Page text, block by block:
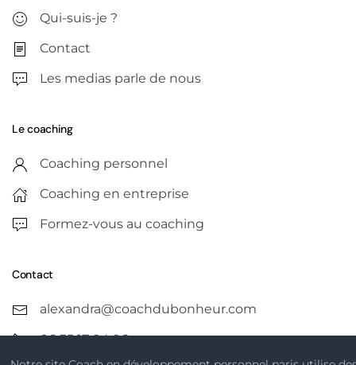
Qui-suis-je ?
Contact
Les medias parle de nous
Le coaching
Coaching personnel
Coaching en entreprise
Formez-vous au coaching
Contact
alexandra@coachdubonheur.com
06 35 17 04 96